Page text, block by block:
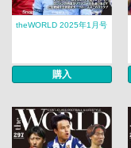
theWORLD 2025年1月号
購入